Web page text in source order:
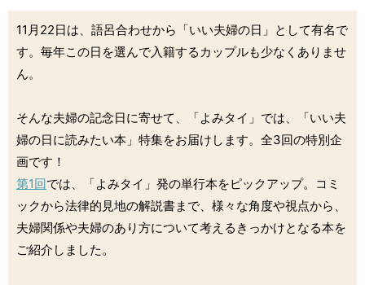
11月22日は、語呂合わせから「いい夫婦の日」として有名で
す。毎年この日を選んで入籍するカップルも少なくありませ
ん。
そんな夫婦の記念日に寄せて、「よみタイ」では、「いい夫
婦の日に読みたい本」特集をお届けします。全3回の特別企
画です！
第1回では、「よみタイ」発の単行本をピックアップ。コミ
ックから法律的見地の解説書まで、様々な角度や視点から、
夫婦関係や夫婦のあり方について考えるきっかけとなる本を
ご紹介しました。